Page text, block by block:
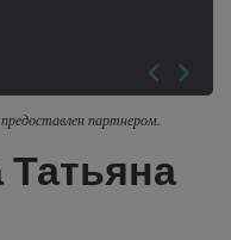
партнером.